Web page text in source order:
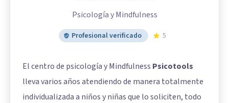
Psicología y Mindfulness
Profesional verificado 5
El centro de psicología y Mindfulness Psicotools
lleva varios años atendiendo de manera totalmente
individualizada a niños y niñas que lo soliciten, todo